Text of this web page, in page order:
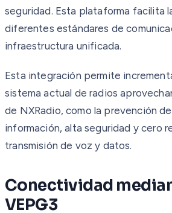
seguridad. Esta plataforma facilita
diferentes estándares de
infraestructura unificada.
Esta integración permite
sistema actual de radios
de NXRadio, como la prevención
información, alta seguridad y cero
transmisión de voz y datos.
Conectividad
VEPG3